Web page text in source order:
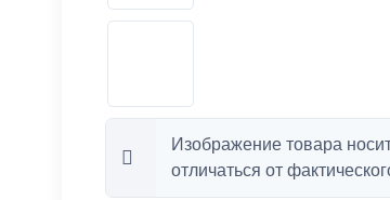
Изображение товара
отличаться от